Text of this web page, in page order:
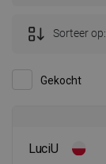
Gekocht
Sorteer op:
LuciU